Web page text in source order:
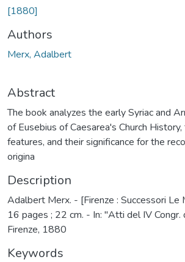
[1880]
Authors
Merx, Adalbert
Abstract
The book analyzes the early Syriac and
of Eusebius of Caesarea's Church
features, and their significance for the
origina
Description
Adalbert Merx. - [Firenze : Successori Le
16 pages ; 22 cm. - In: "Atti del IV Congr.
Firenze, 1880
Keywords